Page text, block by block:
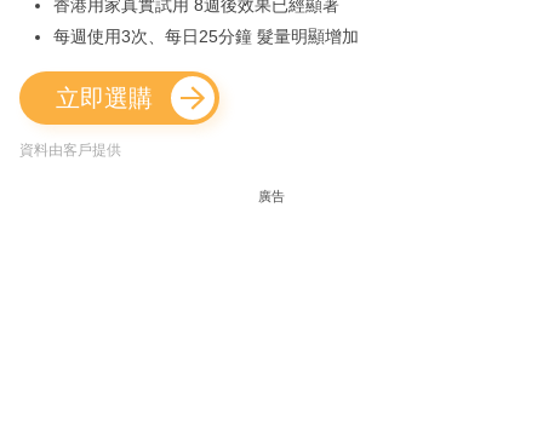
香港用家真實試用 8週後效果已經顯著
每週使用3次、每日25分鐘 髮量明顯增加
立即選購
資料由客戶提供
廣告